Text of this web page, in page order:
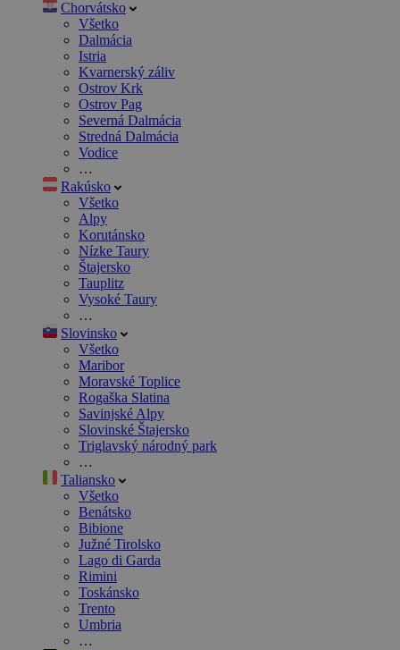
Chorvátsko
Všetko
Dalmácia
Istria
Kvarnerský záliv
Ostrov Krk
Ostrov Pag
Severná Dalmácia
Stredná Dalmácia
Vodice
…
Rakúsko
Všetko
Alpy
Korutánsko
Nízke Taury
Štajersko
Tauplitz
Vysoké Taury
…
Slovinsko
Všetko
Maribor
Moravské Toplice
Rogaška Slatina
Savinjské Alpy
Slovinské Štajersko
Triglavský národný park
…
Taliansko
Všetko
Benátsko
Bibione
Južné Tirolsko
Lago di Garda
Rimini
Toskánsko
Trento
Umbria
…